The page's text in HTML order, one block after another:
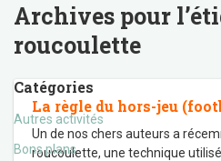
Archives pour
roucoulette
Catégories
Autres activités
Bons plans
La règle du hors-jeu
Un de nos chers auteurs a
roucoulette, une technique